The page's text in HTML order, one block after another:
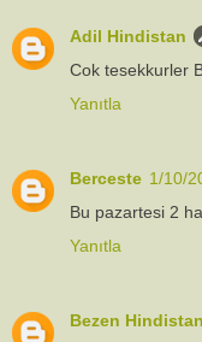
Adil Hindistan
Cok tesekkurler
Yanıtla
Berceste 1/10/
Bu pazartesi 2
Yanıtla
Bezen Hindistan